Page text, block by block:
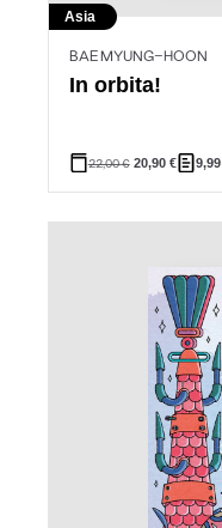
Asia
BAE MYUNG-HOON
In orbita!
22,00€ 20,90 € 9,99